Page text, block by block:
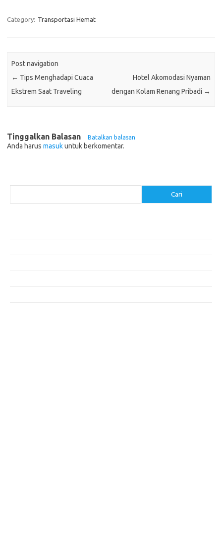
Category: Transportasi Hemat
Post navigation
← Tips Menghadapi Cuaca
Ekstrem Saat Traveling
Hotel Akomodasi Nyaman
dengan Kolam Renang Pribadi →
Tinggalkan Balasan Batalkan balasan
Anda harus masukuntuk berkomentar.
Cari